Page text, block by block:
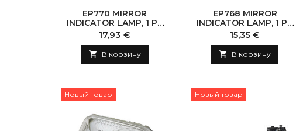
EP770 MIRROR
INDICATOR LAMP, 1 PC
(WITHOUT BULB)
Цена
17,93 €
 В корзину
EP768 MIRROR
INDICATOR LAMP, 1 PC
(WITHOUT BULB)
Цена
15,35 €
 В корзину
Новый товар Новый товар